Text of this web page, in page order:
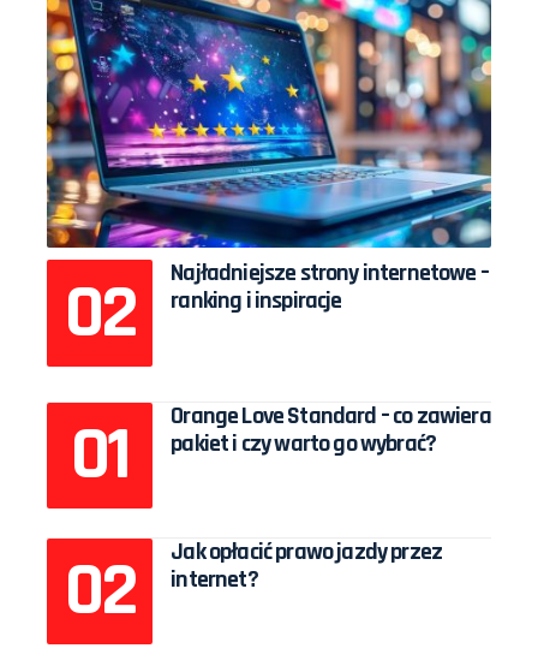
Najładniejsze strony internetowe –
ranking i inspiracje
Orange Love Standard – co zawiera
pakiet i czy warto go wybrać?
Jak opłacić prawo jazdy przez
internet?